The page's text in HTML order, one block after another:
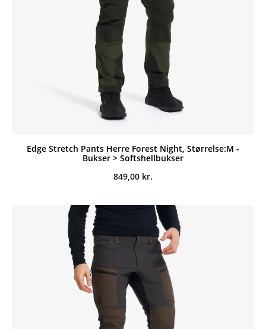
Edge Stretch Pants Herre Forest Night, Størrelse:M -
Bukser > Softshellbukser
849,00 kr.